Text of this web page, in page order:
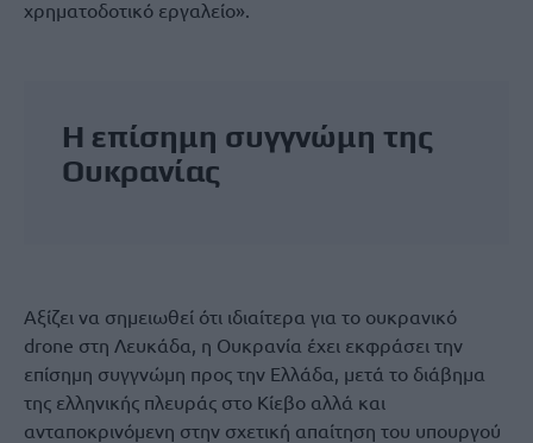
χρηματοδοτικό εργαλείο».
Η επίσημη συγγνώμη της
Ουκρανίας
Αξίζει να σημειωθεί ότι ιδιαίτερα για το ουκρανικό
drone στη Λευκάδα, η Ουκρανία έχει εκφράσει την
επίσημη συγγνώμη προς την Ελλάδα, μετά το διάβημα
της ελληνικής πλευράς στο Κίεβο αλλά και
ανταποκρινόμενη στην σχετική απαίτηση του υπουργού